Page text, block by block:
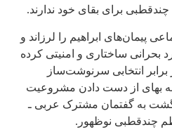
برای بقای خود ندارند.
پیمان‌های ابراهیم را لرزاند و
بحرانی ساختاری و امنیتی کرده
انتخابی سرنوشت‌ساز
به بهای از دست دادن مشروعیت
به گفتمان مشترک عربی ـ
چندقطبی نوظهور.